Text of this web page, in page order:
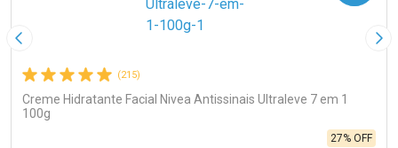
Imagem Anterior
(215)
Creme Hidratante Facial Nivea Antissinais Ultraleve 7 em 1
100g
27% OFF